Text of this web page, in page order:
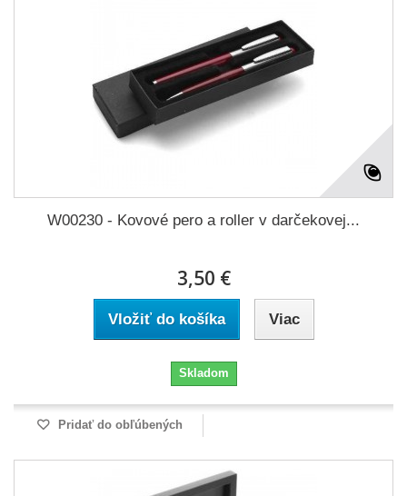
W00230 - Kovové pero a roller v darčekovej...
3,50 €
Vložiť do košíka Viac
Skladom
Pridať do obľúbených